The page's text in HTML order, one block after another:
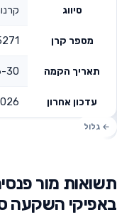
סיווג
מספר קרן
תאריך הקמה
עדכון אחרון
תשואות מור
באפיקי השקעה